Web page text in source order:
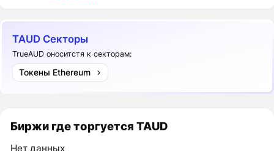
TAUD Секторы
TrueAUD оноситстя к секторам:
Токены Ethereum
Биржи где торгуется TAUD
Нет данных